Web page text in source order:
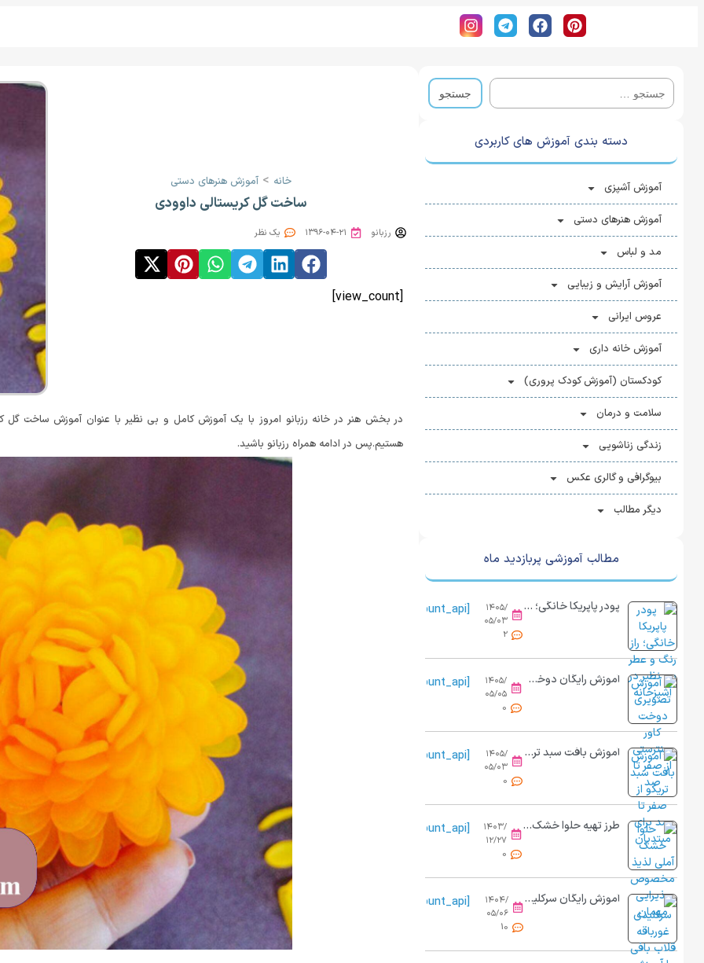
دسته بندی آموزش های کاربردی
آموزش آشپزی
آموزش هنرهای دستی
مد و لباس
آموزش آرایش و زیبایی
عروس ایرانی
آموزش خانه ‌داری
کودکستان (آموزش کودک پروری)
سلامت و درمان
زندگی زناشویی
بیوگرافی و گالری عکس
دیگر مطالب
مطالب آموزشی پربازدید ماه
پودر پاپریکا خانگی؛ راز رنگ و عطر بی نظیر در آشپزخانه
۱۴۰۵/
۰۵/۰۳
2
[view_count_api]
آموزش رایگان دوخت کاور پینترستی با نمد و پارچه در خانه
۱۴۰۵/
۰۵/۰۵
0
[view_count_api]
آموزش بافت سبد تریکو از صفر تا صد برای مبتدیان
۱۴۰۵/
۰۵/۰۳
0
[view_count_api]
طرز تهیه حلوا خشک آملی مرحله به مرحله
۱۴۰۳/
۱۲/۲۷
0
[view_count_api]
آموزش رایگان سرکلیدی غورباقه قلاب بافی
۱۴۰۴/
۰۵/۰۶
10
[view_count_api]
خانه >آموزش هنرهای دستی
ساخت گل کریستالی داوودی
رزبانو ۱۳۹۶-۰۴-۲۱ یک نظر
[view_count]
در بخش هنر در خانه رزبانو امروز با یک آموزش کامل و بی نظیر با عنوان آموزش ساخت
هستیم.پس در ادامه همراه رزبانو باشید.